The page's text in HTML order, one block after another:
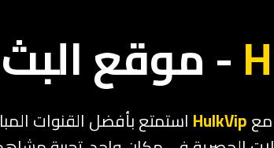
- موقع
HulkVip استمتع بأفضل القنوات